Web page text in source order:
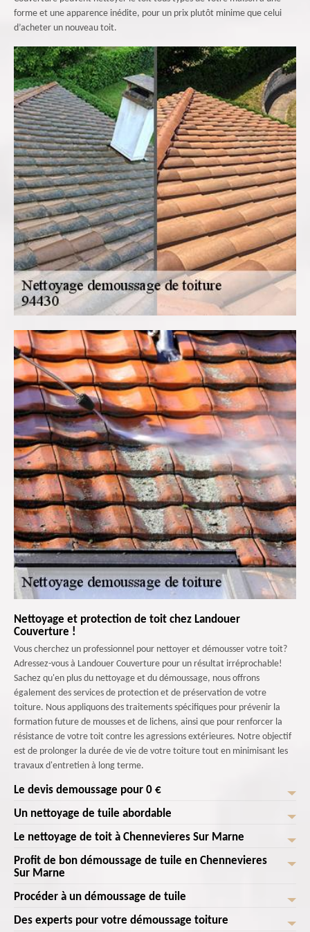
forme et une apparence inédite, pour un prix plutôt minime que celui
d’acheter un nouveau toit.
Nettoyage et protection de toit chez Landouer
Couverture !
Vous cherchez un professionnel pour nettoyer et démousser votre toit?
Adressez-vous à Landouer Couverture pour un résultat irréprochable!
Sachez qu'en plus du nettoyage et du démoussage, nous offrons
également des services de protection et de préservation de votre
toiture. Nous appliquons des traitements spécifiques pour prévenir la
formation future de mousses et de lichens, ainsi que pour renforcer la
résistance de votre toit contre les agressions extérieures. Notre objectif
est de prolonger la durée de vie de votre toiture tout en minimisant les
travaux d'entretien à long terme.
Le devis demoussage pour 0 €
50 % des toits sont changés, car ils n’assurent pas leur rôle et ne sont
compatibles à la structure de maison. Si votre couverture a des stries
manger vos bardeaux, cela peut lui causer une faiblesse avancée. Il
attire aussi la chaleur sur votre toit, ce qui augmente les factures
d'énergie. Démousser le toit ajoute de l’aspect et la valeur de votre
habitation. Nous offrons toujours à tous nos clients des devis.
Un nettoyage de tuile abordable
Les artisans de Landouer Couverture offrent des services de nettoyage
de toit efficaces et sécurisés qui le restaurent. Notre rôle est triplé : nous
prévenons la détérioration des charpentes due aux bactéries et aux
joli aspect extérieur de votre maison. Avec un nettoyage à haute
pression, vous aurez un toit propre et sain. Nous pouvons vous aider à
ajouter des années de vie à votre toiture et à vous faire économiser de
Le nettoyage de toit à Chennevieres Sur Marne
Les moyens de nettoyage toiture peuvent utiliser un jet d'eau à haute
pression et des brosses, et certains ont des rallonges pour permettre leur
utilisation depuis le sol. Puisque c’est une méthode haute pression, des
couvreurs, car il est appliqué par une pression très basse, laissant les
Profit de bon démoussage de tuile en Chennevieres
Sur Marne
Le nettoyage et démoussage des tuiles est nécessaire pour prévenir le
problème de fissures des tuiles pouvant engendrer des fuites de toiture.
Procéder à un démoussage de tuile
Pour conserver l’esthétique de votre toit et augmenter sa durée de vie,
Des experts pour votre démoussage toiture